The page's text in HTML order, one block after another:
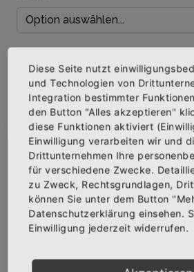
Menge
IN DEN
AUF DIE
BESCHREIBUNG INFOS
Über den Artikel
Abonniere jetzt
Bekomme die aktuellsten
Produkte und zudem einen
deine nächste Bestellung.
Diese Seite nutzt
und Technologien von
Integration bestimmter
den Button "Alles akzeptieren"
diese Funktionen aktiviert
Einwilligung verarbeiten wir und
Drittunternehmen Ihre
für verschiedene Zwecke.
zu Zweck, Rechtsgrundlagen,
können Sie unter dem Button
Datenschutzerklärung einsehen.
Einwilligung jederzeit widerrufen.